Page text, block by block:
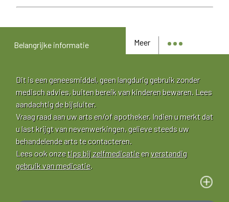
Meer
Belangrijke informatie
Dit is een geneesmiddel, geen langdurig gebruik zonder
medisch advies, buiten bereik van kinderen bewaren. Lees
aandachtig de bijsluiter.
Vraag raad aan uw arts en/of apotheker. Indien u merkt dat
u last krijgt van nevenwerkingen, gelieve steeds uw
behandelende arts te contacteren.
Lees ook onzetips bij zelfmedicatieenverstandig
gebruik van medicatie.